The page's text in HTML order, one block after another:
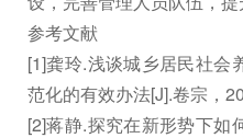
参考文献
[1]龚玲.浅谈城乡居民社会
范化的有效办法[J].卷宗，
[2]蒋静.探究在新形势下如